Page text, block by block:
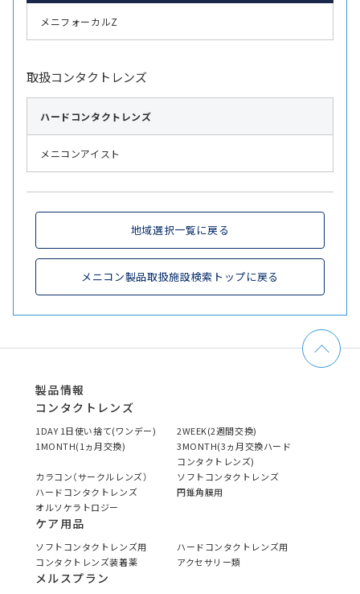
メニフォーカルZ
取扱コンタクトレンズ
ハード コンタクトレンズ
メニコンアイスト
地域選択一覧に戻る
メニコン製品取扱施設検索トップに戻る
製品情報
コンタクトレンズ
1DAY 1日使い捨て(ワンデー)
2WEEK(2週間交換)
1MONTH(1ヵ月交換)
3MONTH(3ヵ月交換ハード
コンタクトレンズ)
カラコン（サークルレンズ）
ソフトコンタクトレンズ
ハードコンタクトレンズ
円錐角膜用
オルソケラトロジー
ケア用品
ソフトコンタクトレンズ用
ハードコンタクトレンズ用
コンタクトレンズ装着薬
アクセサリー類
メルスプラン